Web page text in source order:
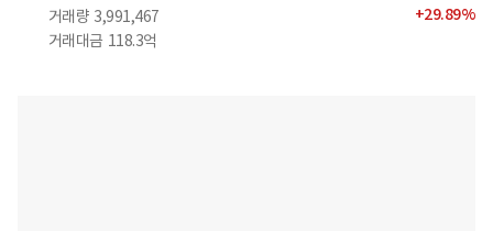
거래량 3,991,467
거래대금 118.3억
+29.89%